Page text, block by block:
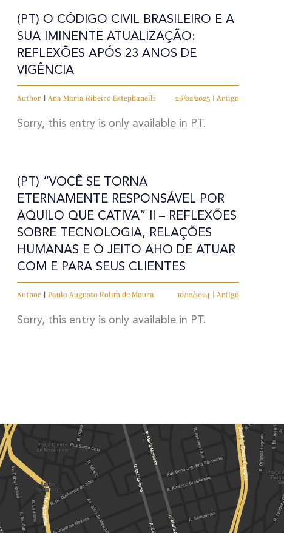
(PT) O CÓDIGO CIVIL BRASILEIRO E A
SUA IMINENTE ATUALIZAÇÃO:
REFLEXÕES APÓS 23 ANOS DE
VIGÊNCIA
Author | Ana Maria Ribeiro Estephanelli 26/02/2025 | Artigo
Sorry, this entry is only available in PT.
(PT) “VOCÊ SE TORNA
ETERNAMENTE RESPONSÁVEL POR
AQUILO QUE CATIVA” II – REFLEXÕES
SOBRE TECNOLOGIA, RELAÇÕES
HUMANAS E O JEITO AHO DE ATUAR
COM E PARA SEUS CLIENTES
Author | Paulo Augusto Rolim de Moura 10/12/2024 | Artigo
Sorry, this entry is only available in PT.